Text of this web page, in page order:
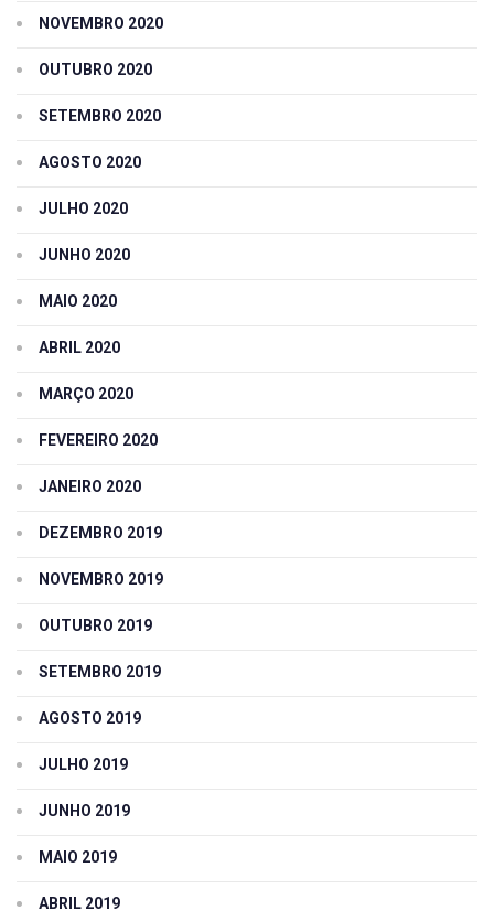
NOVEMBRO 2020
OUTUBRO 2020
SETEMBRO 2020
AGOSTO 2020
JULHO 2020
JUNHO 2020
MAIO 2020
ABRIL 2020
MARÇO 2020
FEVEREIRO 2020
JANEIRO 2020
DEZEMBRO 2019
NOVEMBRO 2019
OUTUBRO 2019
SETEMBRO 2019
AGOSTO 2019
JULHO 2019
JUNHO 2019
MAIO 2019
ABRIL 2019